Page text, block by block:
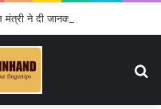
ने दी जानकारी